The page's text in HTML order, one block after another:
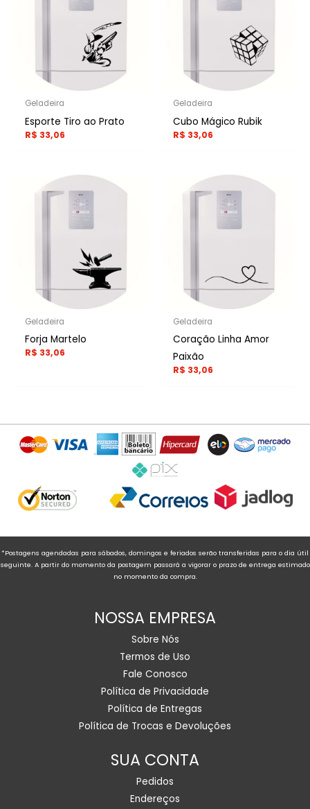
Geladeira
Esporte Tiro ao Prato
R$ 33,06
Geladeira
Cubo Mágico Rubik
R$ 33,06
Geladeira
Forja Martelo
R$ 33,06
Geladeira
Coração Linha Amor
Paixão
R$ 33,06
*Postagens agendadas para sábados, domingos e feriados serão transferidas para o dia útil
seguinte. A partir do momento da postagem passará a vigorar o prazo de entrega estimado
no momento da compra.
NOSSA EMPRESA
Sobre Nós
Termos de Uso
Fale Conosco
Política de Privacidade
Política de Entregas
Política de Trocas e Devoluções
SUA CONTA
Pedidos
Endereços